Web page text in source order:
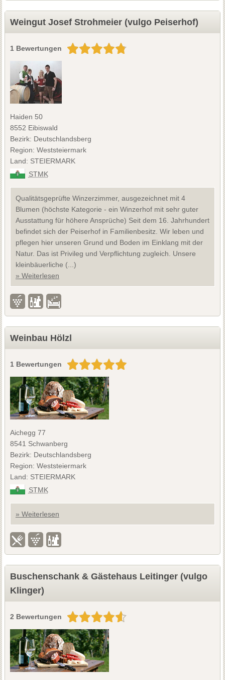
Weingut Josef Strohmeier (vulgo Peiserhof)
1 Bewertungen
Haiden 50
8552 Eibiswald
Bezirk: Deutschlandsberg
Region: Weststeiermark
Land: STEIERMARK
STMK
Qualitätsgeprüfte Winzerzimmer, ausgezeichnet mit 4
Blumen (höchste Kategorie - ein Winzerhof mit sehr guter
Ausstattung für höhere Ansprüche) Seit dem 16. Jahrhundert
befindet sich der Peiserhof in Familienbesitz. Wir leben und
pflegen hier unseren Grund und Boden im Einklang mit der
Natur. Das ist Privileg und Verpflichtung zugleich. Unsere
kleinbäuerliche (...)
» Weiterlesen
Weinbau Hölzl
1 Bewertungen
Aichegg 77
8541 Schwanberg
Bezirk: Deutschlandsberg
Region: Weststeiermark
Land: STEIERMARK
STMK
» Weiterlesen
Buschenschank & Gästehaus Leitinger (vulgo
Klinger)
2 Bewertungen